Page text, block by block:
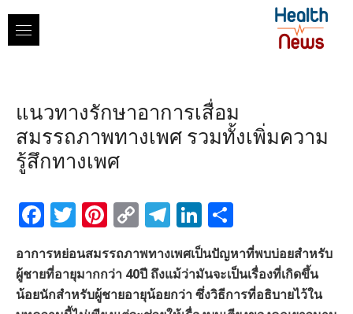
content
แนวทางรักษาอาการเสื่อม
สมรรถภาพทางเพศ รวมทั้งเพิ่มความ
รู้สึกทางเพศ
Facebook
Twitter
Pinterest
CopyTelegram
LinkedIn
อาการหย่อนสมรรถภาพทางเพศเป็นปัญหาที่พบบ่อยสำหรับ
ผู้ชายที่อายุมากกว่า 40ปี ถึงแม้ว่ามันจะเป็นเรื่องที่เกิดขึ้น
น้อยนักสำหรับผู้ชายอายุน้อยกว่า ซึ่งวิธีการที่อธิบายไว้ใน